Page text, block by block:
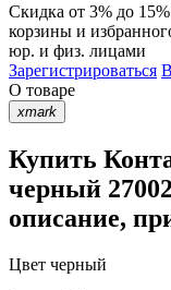
Скидка от 3% до 15%
корзины и
юр. и физ. лицами
Зарегистрироваться
О товаре
xmark
Купить
черный
описание,
Цвет черный